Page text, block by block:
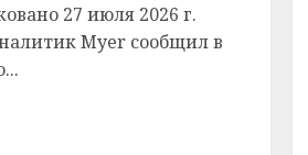
27 июля 2026 г.
Myer сообщил в